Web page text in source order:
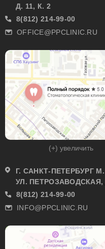
Д. 11, К. 2
8(812) 214-99-00
OFFICE@PPCLINIC.RU
(+) увеличить
Г. САНКТ-ПЕТЕРБУРГ
УЛ.
8(812) 214-99-00
INFO@PPCLINIC.RU